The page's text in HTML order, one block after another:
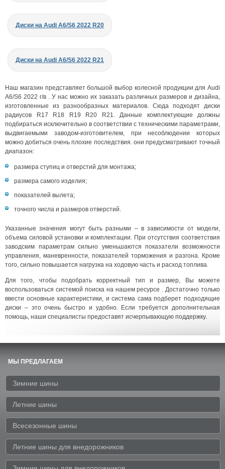
Диски на Audi A6/S6 2022 R20
Диски на Audi A6/S6 2022 R21
Наш магазин представляет большой выбор колесной продукции для Audi
A6/S6 2022 г/в . У нас можно их заказать различных размеров и дизайна,
изготовленные из разнообразных материалов. Сюда подходят диски
радиусов R17 R18 R19 R20 R21. Данные комплектующие должны
подбираться исключительно в соответствии с техническими параметрами,
выдвигаемыми заводом-изготовителем, при несоблюдении которых
можно добиться очень плохие последствия. они предусматривают точный
диапазон:
размера ступиц и отверстий для монтажа;
размера самого изделия;
показателей вылета;
точного числа и размеров отверстий.
Указанные значения могут быть разными – в зависимости от модели,
объема силовой установки и комплектации. При отсутствия соответствия
заводским параметрам сильно уменьшаются показатели возможности
управления, маневренности, показателей торможения и разгона. Кроме
того, сильно повышается нагрузка на ходовую часть и расход топлива.
Для того, чтобы подобрать корректный тип и размер, Вы можете
воспользоваться системой поиска на нашем ресурсе . Достаточно только
ввести основные характеристики, и система сама подберет подходящие
диски – это очень быстро и удобно. Если требуется дополнительная
помощь, наши специалисты предоставят исчерпывающую поддержку.
МЫ ПРЕДЛАГАЕМ
Зимние шины
Летние шины
Всесезонные шины
Летние шины для внедорожников